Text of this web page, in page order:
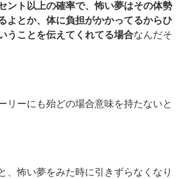
ント以上の確率で、怖い夢はその体勢
よとか、体に負担がかかってるからひ
うことを伝えてくれてる場合なんだそ
リーにも殆どの場合意味を持たないと
、怖い夢をみた時に引きずらなくなり